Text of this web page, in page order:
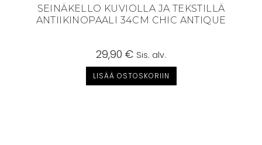
SEINÄKELLO KUVIOLLA JA TEKSTILLÄ
ANTIIKINOPAALI 34CM CHIC ANTIQUE
29,90 € Sis. alv.
LISÄÄ OSTOSKORIIN